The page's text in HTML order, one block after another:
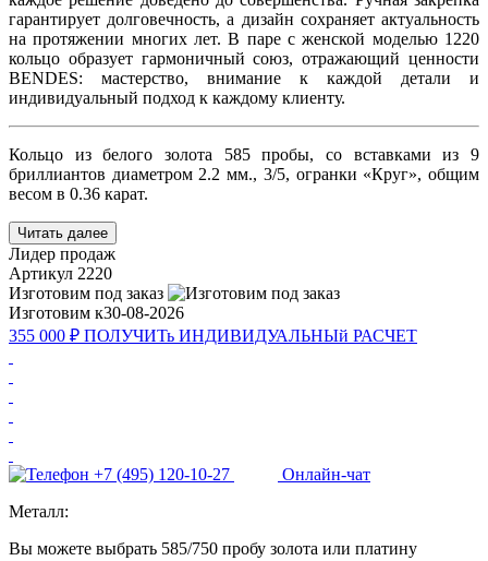
гарантирует долговечность, а дизайн сохраняет актуальность
на протяжении многих лет. В паре с женской моделью 1220
кольцо образует гармоничный союз, отражающий ценности
BENDES: мастерство, внимание к каждой детали и
индивидуальный подход к каждому клиенту.
Кольцо из белого золота 585 пробы, со вставками из 9
бриллиантов диаметром 2.2 мм., 3/5, огранки «Круг», общим
весом в 0.36 карат.
Читать далее
Лидер продаж
Артикул 2220
Изготовим под заказ
Изготовим к30-08-2026
355 000 ₽ ПОЛУЧИТь ИНДИВИДУАЛЬНЫй РАСЧЕТ
+7 (495) 120-10-27
Онлайн-чат
Металл:
Вы можете выбрать 585/750 пробу золота или платину